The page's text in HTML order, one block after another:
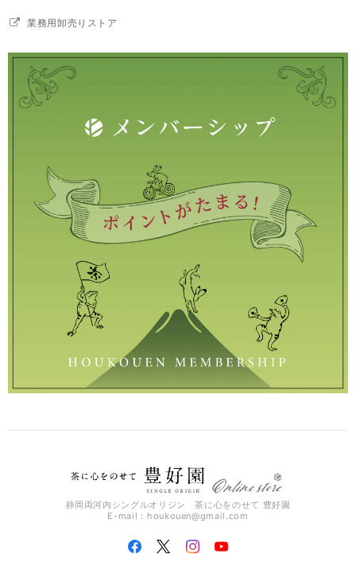
業務用卸売りストア
静岡両河内シングルオリジン 茶に心をのせて 豊好園
E-mail： houkouen@gmail.com